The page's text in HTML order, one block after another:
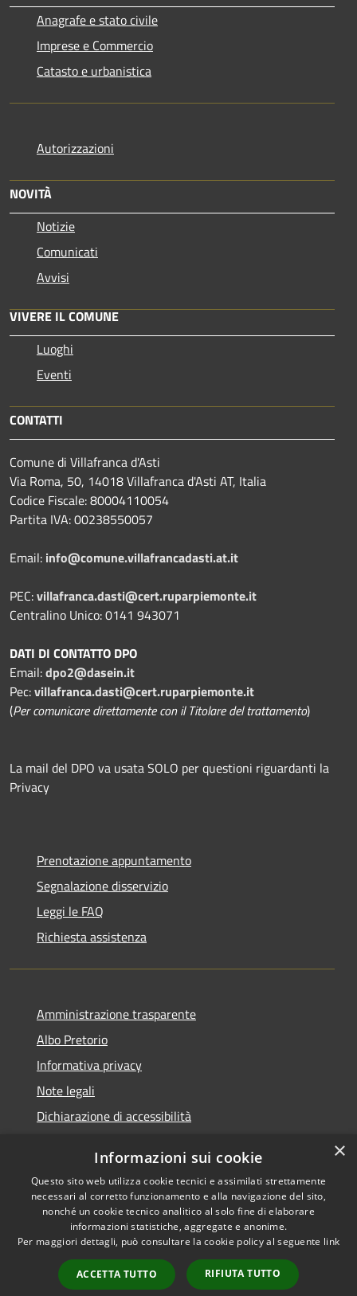
Anagrafe e stato civile
Imprese e Commercio
Catasto e urbanistica
Autorizzazioni
NOVITÀ
Notizie
Comunicati
Avvisi
VIVERE IL COMUNE
Luoghi
Eventi
CONTATTI
Comune di Villafranca d'Asti
Via Roma, 50, 14018 Villafranca d'Asti AT, Italia
Codice Fiscale: 80004110054
Partita IVA: 00238550057
Email: info@comune.villafrancadasti.at.it
PEC:villafranca.dasti@cert.ruparpiemonte.it
Centralino Unico: 0141 943071
DATI DI CONTATTO DPO
Email:dpo2@dasein.it
Pec:villafranca.dasti@cert.ruparpiemonte.it
(Per comunicare direttamente con il Titolare del trattamento)
La mail del DPO va usata SOLO per questioni riguardanti la
Privacy
Prenotazione appuntamento
Segnalazione disservizio
Leggi le FAQ
Richiesta assistenza
Amministrazione trasparente
Albo Pretorio
Informativa privacy
Note legali
Dichiarazione di accessibilità
RSS
Accessibilità
Privacy
Cookie
Mappa del sito
Comune convenzionato
Astigov
Progetto|Convenzione|
Adesioni
×
Informazioni sui cookie
Questo sito web utilizza cookie tecnici e assimilati strettamente
necessari al corretto funzionamento e alla navigazione del sito,
nonché un cookie tecnico analitico al solo fine di elaborare
informazioni statistiche, aggregate e anonime.
Per maggiori dettagli, può consultare la cookie policy al seguente link
ACCETTA TUTTO RIFIUTA TUTTO